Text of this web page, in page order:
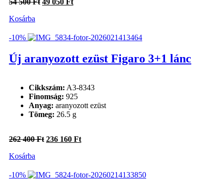
54 500Ft
500 Ft.
49 050 Ft
050 Ft.
Kosárba
-10%
Új aranyozott ezüst Figaro 3+1 lánc
Cikkszám: A3-8343
Finomság: 925
Anyag: aranyozott ezüst
Tömeg: 26.5 g
262 400Ft Original
400 Ft.
236 160 FtCurrent
160 Ft.
Kosárba
-10%